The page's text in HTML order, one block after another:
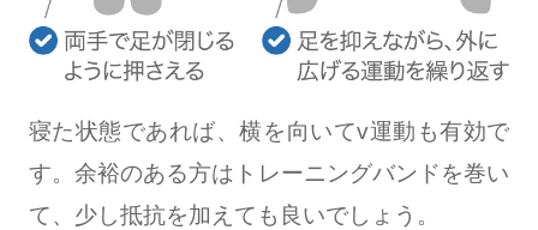
寝た状態であれば、横を向いてv運動も有効で
す。余裕のある方はトレーニングバンドを巻い
て、少し抵抗を加えても良いでしょう。